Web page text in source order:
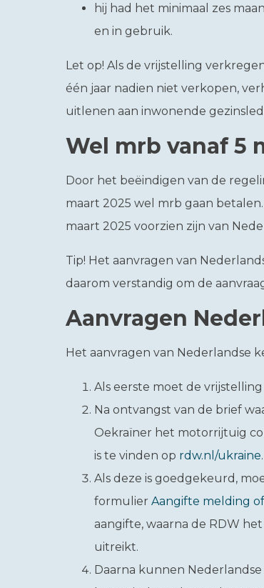
hij had het minimaal zes
en in gebruik.
Let op! Als de vrijstelling
één jaar nadien niet verkopen,
uitlenen aan inwonende
Wel mrb vanaf 5
Door het beëindigen van de
maart 2025 wel mrb gaan
maart 2025 voorzien zijn van
Tip! Het aanvragen van
daarom verstandig om de
Aanvragen
Het aanvragen van Nederlandse
Als eerste moet de
Na ontvangst van de brief
Oekraïner het motorrijtuig
is te vinden op rdw.nl/ukraine.
Als deze is goedgekeurd,
formulier Aangifte melding
aangifte, waarna de RDW
uitreikt.
Daarna kunnen